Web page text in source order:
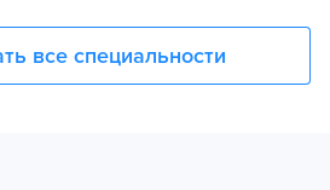
все специальности